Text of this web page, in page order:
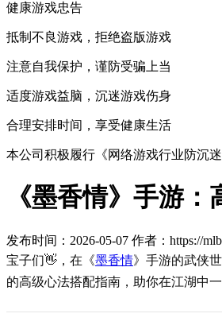
健康游戏忠告
抵制不良游戏，拒绝盗版游戏
注意自我保护，谨防受骗上当
适度游戏益脑，沉迷游戏伤身
合理安排时间，享受健康生活
本公司积极履行《网络游戏行业防沉迷
《墨香情》手游
发布时间：2026-05-07 作者：https://
宝子们👋，在《墨香情》手游的武侠
的高级心法搭配指南，助你在江湖中